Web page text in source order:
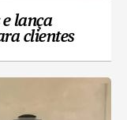
lança
clientes